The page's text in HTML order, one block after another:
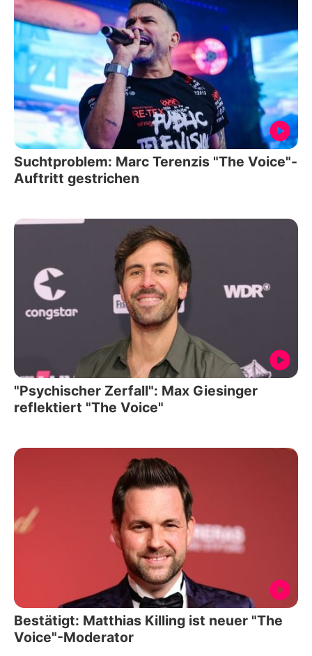
Suchtproblem: Marc Terenzis "The Voice"-
Auftritt gestrichen
"Psychischer Zerfall": Max Giesinger
reflektiert "The Voice"
Bestätigt: Matthias Killing ist neuer "The
Voice"-Moderator